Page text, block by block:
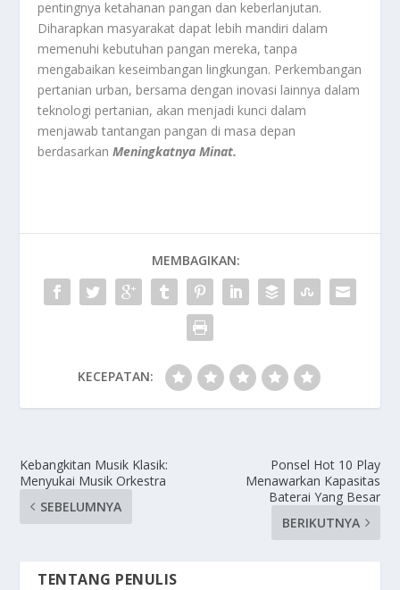
pentingnya ketahanan pangan dan keberlanjutan.
Diharapkan masyarakat dapat lebih mandiri dalam
memenuhi kebutuhan pangan mereka, tanpa
mengabaikan keseimbangan lingkungan. Perkembangan
pertanian urban, bersama dengan inovasi lainnya dalam
teknologi pertanian, akan menjadi kunci dalam
menjawab tantangan pangan di masa depan
berdasarkanMeningkatnya Minat.
MEMBAGIKAN:
KECEPATAN:
Kebangkitan Musik Klasik:
Menyukai Musik Orkestra
SEBELUMNYA
Ponsel Hot 10 Play
Menawarkan Kapasitas
Baterai Yang Besar
BERIKUTNYA
TENTANG PENULIS